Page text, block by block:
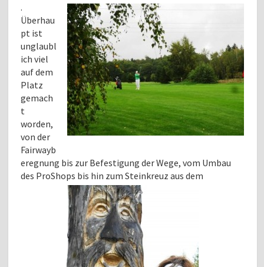
.
Überhau
pt ist
unglaubl
ich viel
auf dem
Platz
gemach
t
worden,
von der
Fairwayb
eregnung bis zur Befestigung der Wege, vom Umbau
des ProShops bis hin zum Steinkreuz aus dem